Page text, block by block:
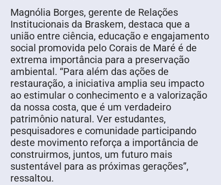
Magnólia Borges, gerente de Relações
Institucionais da Braskem, destaca que a
união entre ciência, educação e engajamento
social promovida pelo Corais de Maré é de
extrema importância para a preservação
ambiental. “Para além das ações de
restauração, a iniciativa amplia seu impacto
ao estimular o conhecimento e a valorização
da nossa costa, que é um verdadeiro
patrimônio natural. Ver estudantes,
pesquisadores e comunidade participando
deste movimento reforça a importância de
construirmos, juntos, um futuro mais
sustentável para as próximas gerações”,
ressaltou.